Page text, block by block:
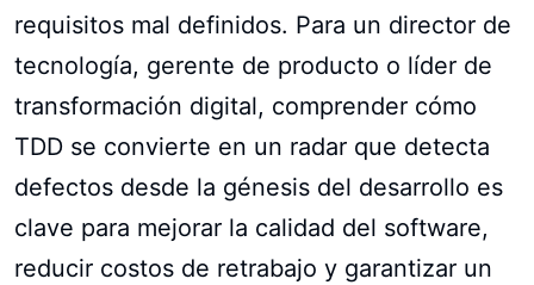
requisitos mal definidos. Para un director de
tecnología, gerente de producto o líder de
transformación digital, comprender cómo
TDD se convierte en un radar que detecta
defectos desde la génesis del desarrollo es
clave para mejorar la calidad del software,
reducir costos de retrabajo y garantizar un